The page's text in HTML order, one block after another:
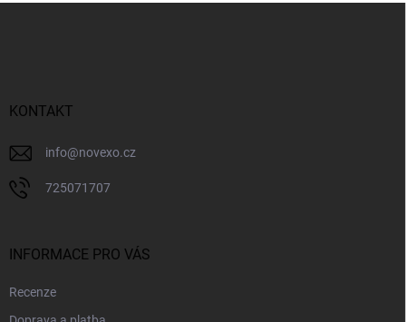
KONTAKT
info@novexo.cz
725071707
INFORMACE PRO VÁS
Recenze